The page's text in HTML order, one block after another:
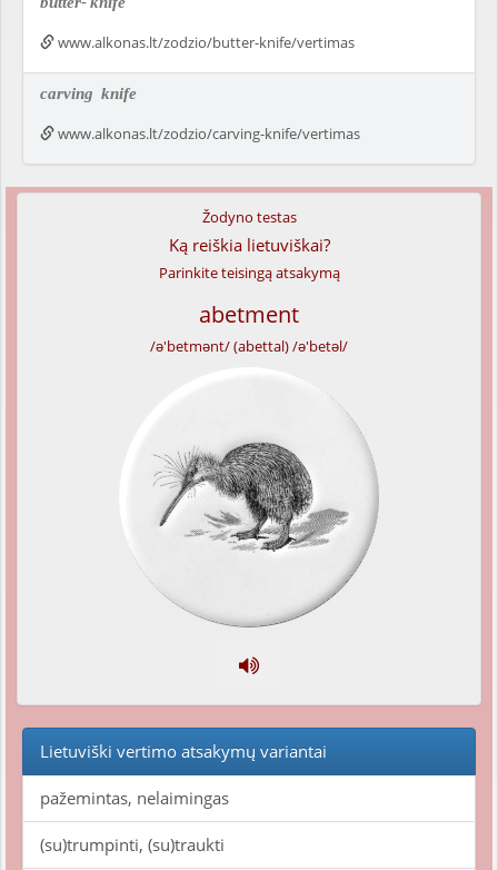
www.alkonas.lt/zodzio/butter-knife/vertimas
carving knife
www.alkonas.lt/zodzio/carving-knife/vertimas
Žodyno testas
Ką reiškia lietuviškai?
Parinkite teisingą atsakymą
abetment
/ə'betmənt/ (abettal) /ə'betəl/
Lietuviški vertimo atsakymų variantai
pažemintas, nelaimingas
(su)trumpinti, (su)traukti